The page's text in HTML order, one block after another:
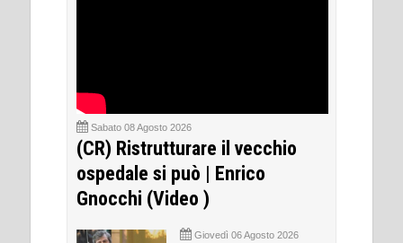
Sabato 08 Agosto 2026
(CR) Ristrutturare il vecchio
ospedale si può | Enrico
Gnocchi (Video )
Giovedì 06 Agosto 2026